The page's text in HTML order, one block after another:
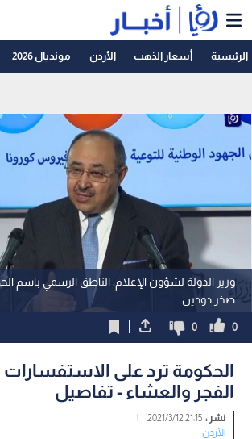
الرئيسية أسعار الذهب الأردن مونديال 2026
وزير الدولة لشؤون الإعلام، الناطق الرسمي باسم
صخر دودين
0
0
الحكومة ترد على
الفجر والعشاء - تفاصيل
نشر :21:15 2021/3/12
|
الأردن